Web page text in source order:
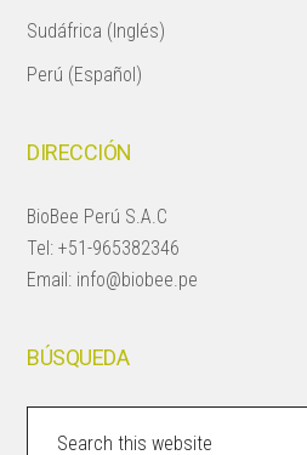
Sudáfrica (Inglés)
Perú (Español)
DIRECCIÓN
BioBee Perú S.A.C
Tel:+51-965382346
Email: info@biobee.pe
BÚSQUEDA